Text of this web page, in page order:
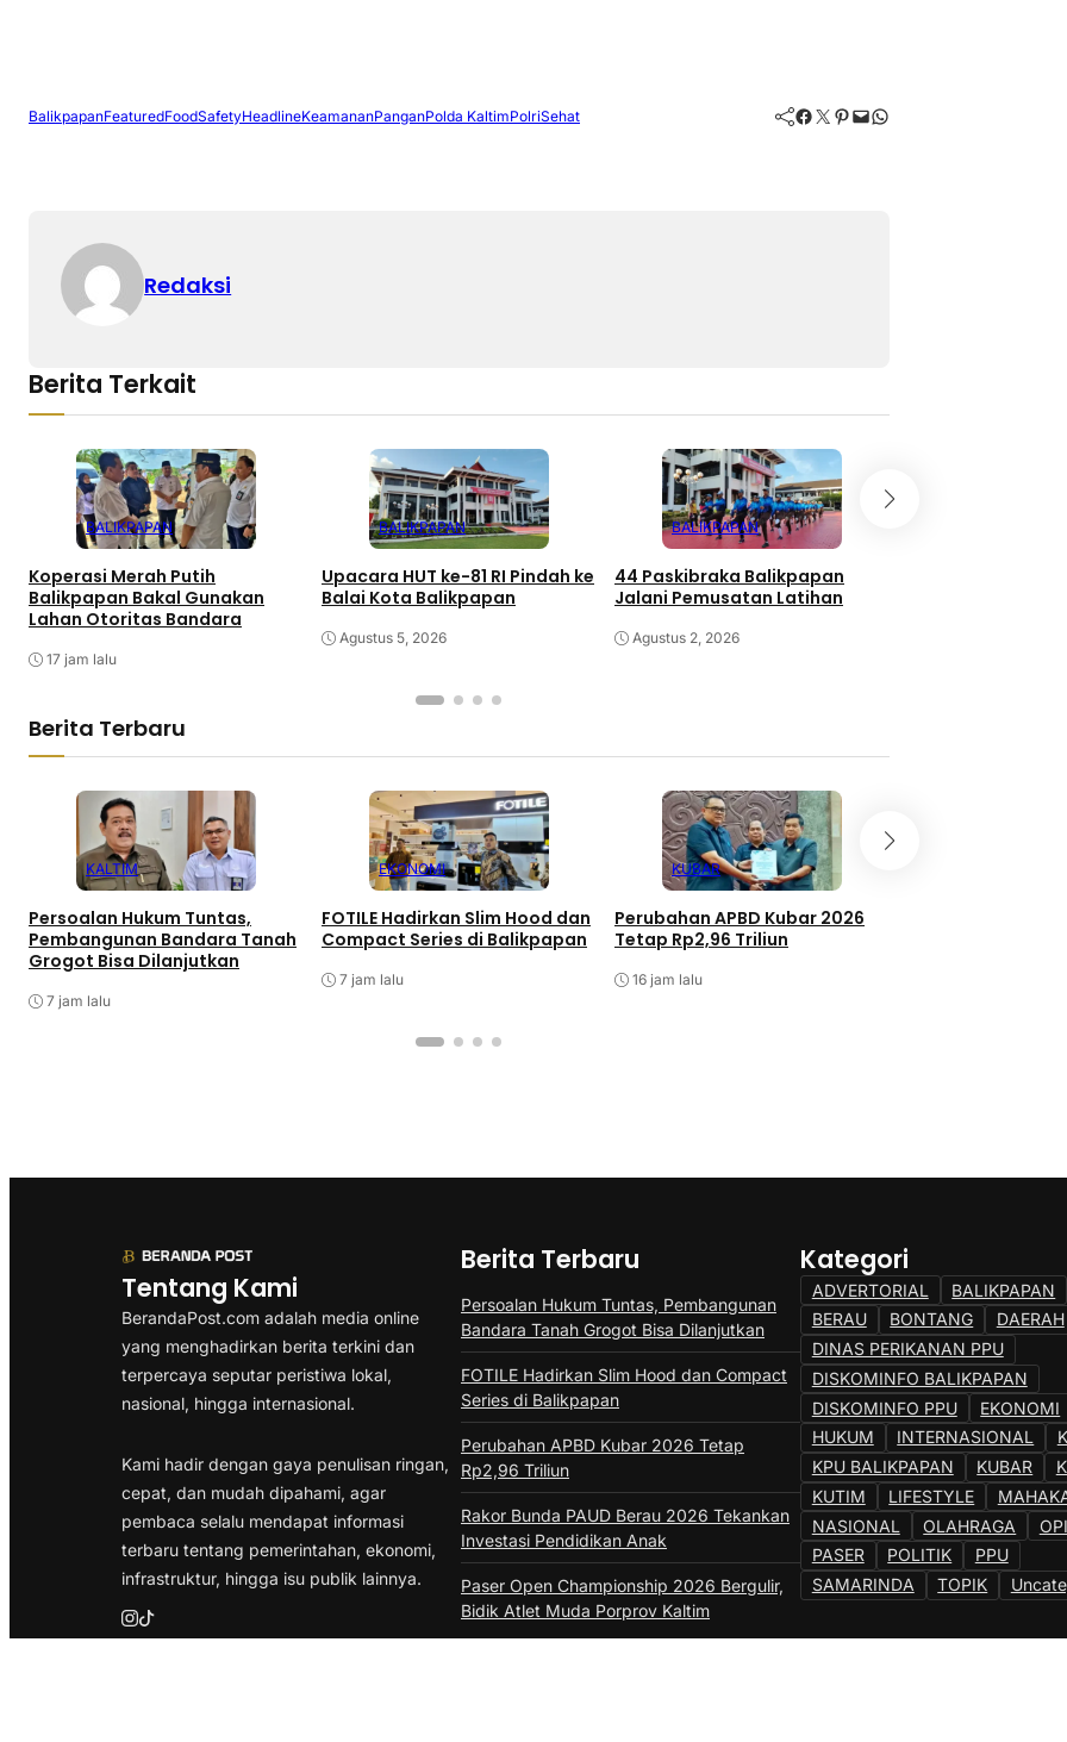
BalikpapanFeaturedFoodSafetyHeadlineKeamananPanganPolda KaltimPolriSehat Facebook Twitter Pinterest Mail WhatsApp
Redaksi
Berita Terkait
BALIKPAPAN
Koperasi Merah Putih
Balikpapan Bakal Gunakan
Lahan Otoritas Bandara
17 jam lalu
BALIKPAPAN
Upacara HUT ke-81 RI Pindah ke
Balai Kota Balikpapan
Agustus 5, 2026
BALIKPAPAN
44 Paskibraka Balikpapan
Jalani Pemusatan Latihan
Agustus 2, 2026
Berita Terbaru
KALTIM
Persoalan Hukum Tuntas,
Pembangunan Bandara Tanah
Grogot Bisa Dilanjutkan
7 jam lalu
EKONOMI
FOTILE Hadirkan Slim Hood dan
Compact Series di Balikpapan
7 jam lalu
KUBAR
Perubahan APBD Kubar 2026
Tetap Rp2,96 Triliun
16 jam lalu
Tentang Kami
BerandaPost.com adalah media online
yang menghadirkan berita terkini dan
terpercaya seputar peristiwa lokal,
nasional, hingga internasional.
Kami hadir dengan gaya penulisan ringan,
cepat, dan mudah dipahami, agar
pembaca selalu mendapat informasi
terbaru tentang pemerintahan, ekonomi,
infrastruktur, hingga isu publik lainnya.
Berita Terbaru
Persoalan Hukum Tuntas, Pembangunan
Bandara Tanah Grogot Bisa Dilanjutkan
FOTILE Hadirkan Slim Hood dan Compact
Series di Balikpapan
Perubahan APBD Kubar 2026 Tetap
Rp2,96 Triliun
Rakor Bunda PAUD Berau 2026 Tekankan
Investasi Pendidikan Anak
Paser Open Championship 2026 Bergulir,
Bidik Atlet Muda Porprov Kaltim
Kategori
ADVERTORIAL
BALIKPAPAN
BERAU
BONTANG
DAERAH
DINAS PERIKANAN PPU
DISKOMINFO BALIKPAPAN
DISKOMINFO PPU
EKONOMI
HUKUM
INTERNASIONAL
KPU BALIKPAPAN
KUBAR
KUTIM
LIFESTYLE
NASIONAL
OLAHRAGA
PASER
POLITIK
PPU
SAMARINDA
TOPIK